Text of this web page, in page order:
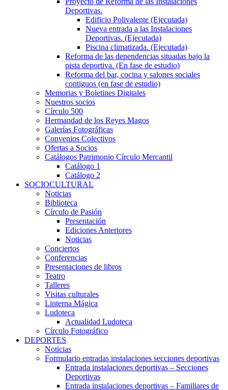
Deportivas.
Edificio Polivalente (Ejecutada)
Nueva entrada a las Instalaciones
Deportivas. (Ejecutada)
Piscina climatizada. (Ejecutada)
Reforma de las dependencias situadas bajo la
pista deportiva. (En fase de estudio)
Reforma del bar, cocina y salones sociales
contiguos (en fase de estudio)
Memorias y Boletines Digitales
Nuestros socios
Círculo 500
Hermandad de los Reyes Magos
Galerías Fotográficas
Convenios Colectivos
Ofertas a Socios
Catálogos Patrimonio Círculo Mercantil
Catálogo 1
Catálogo 2
SOCIOCULTURAL
Noticias
Biblioteca
Círculo de Pasión
Presentación
Ediciones Anteriores
Noticias
Conciertos
Conferencias
Presentaciones de libros
Teatro
Talleres
Visitas culturales
Linterna Mágica
Ludoteca
Actualidad Ludoteca
Círculo Fotográfico
DEPORTES
Noticias
Formulario entradas instalaciones secciones deportivas
Entrada instalaciones deportivas – Secciones
Deportivas
Entrada instalaciones deportivas – Familiares de